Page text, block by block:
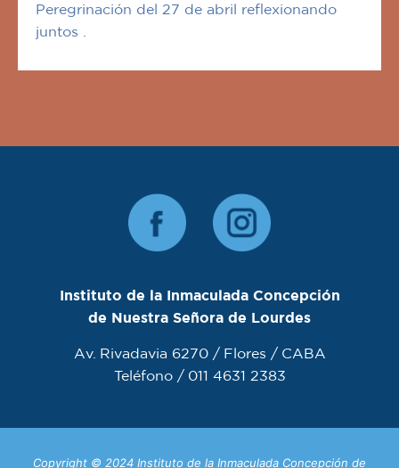
Peregrinación del 27 de abril reflexionando
juntos .
Instituto de la Inmaculada Concepción
de Nuestra Señora de Lourdes
Av. Rivadavia 6270 / Flores / CABA
Teléfono / 011 4631 2383
Copyright © 2024 Instituto de la Inmaculada Concepción de